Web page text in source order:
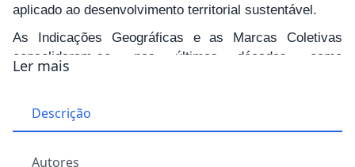
aplicado ao desenvolvimento territorial sustentável.
As Indicações Geográficas e as Marcas Coletivas
consolidaram-se, nas últimas décadas, como
importantes instrumentos de valorização territorial,
conhecimento tradicional e desenvolvimento
econômico. Em países como o Brasil, marcados por
Ler mais
Descrição
Autores